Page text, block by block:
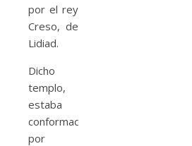
por el rey
Creso, de
Lidiad.
Dicho
templo,
estaba
conformado
por